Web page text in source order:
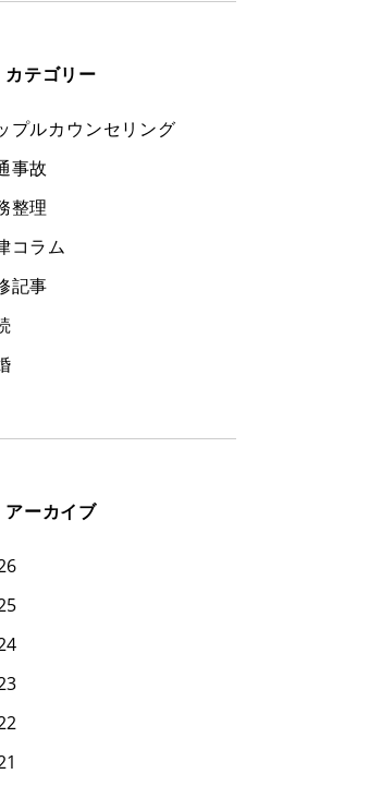
カテゴリー
プルカウンセリング
事故
整理
コラム
記事
アーカイブ